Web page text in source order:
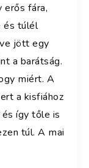
erős fára,
és túlél
jött egy
a barátság.
miért. A
a kisfiához
így tőle is
túl. A mai